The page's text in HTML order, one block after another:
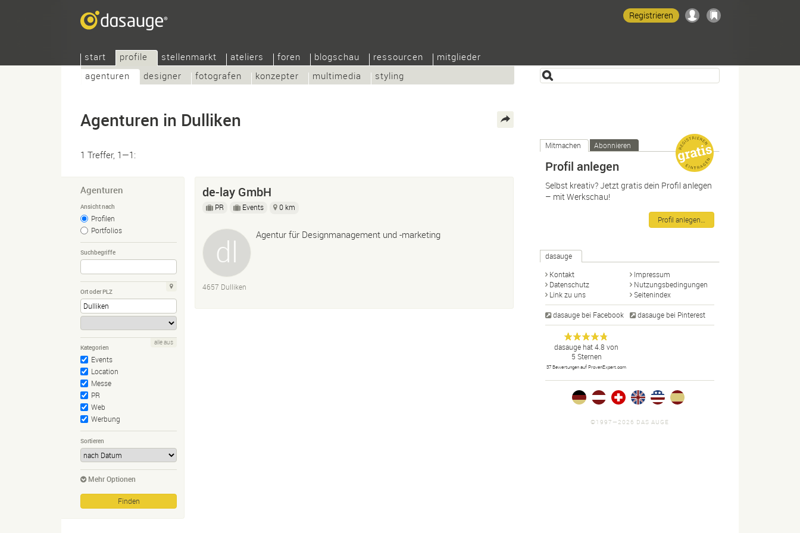
start
profile
agenturen
designer fotografen konzepter multimedia styling
stellenmarkt ateliers foren blogschau ressourcen mitglieder
Registrieren
Agenturen in Dulliken
1 Treffer, 1—1:
Agenturen
Ansicht nach
Profilen
Portfolios
Suchbegriffe
Ort oder PLZ
Kategorien
Events
Location
Messe
PR
Web
Werbung
alle aus
Sortieren
Mehr Optionen
de-lay GmbH
PR Events 0 km
Agentur für Designmanagement und -marketing
4657 Dulliken
Mitmachen Abonnieren
Profil anlegen
Selbst kreativ? Jetzt gratis dein Profil anlegen
– mit Werkschau!
Profil anlegen…
dasauge
Kontakt
Impressum
Datenschutz
Nutzungsbedingungen
Link zu uns
Seitenindex
dasauge bei Facebook dasauge bei Pinterest
dasauge
Designer,
Fotografen,
Agenturen,
Portfolios
und Jobs.
Anonym
dasauge hat4.8 von
5 Sternen
37 Bewertungen auf ProvenExpert.com
©1997—2026 DAS AUGE